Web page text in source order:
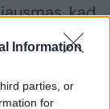
Information
parties, or
for
kad
oro
naktį;
ar